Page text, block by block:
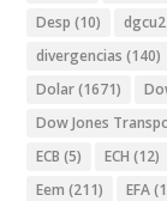
Desp (10) dgcu2
divergencias (140)
Dolar(1671)
Dow Jones
ECB (5) ECH (12)
Eem (211) EFA